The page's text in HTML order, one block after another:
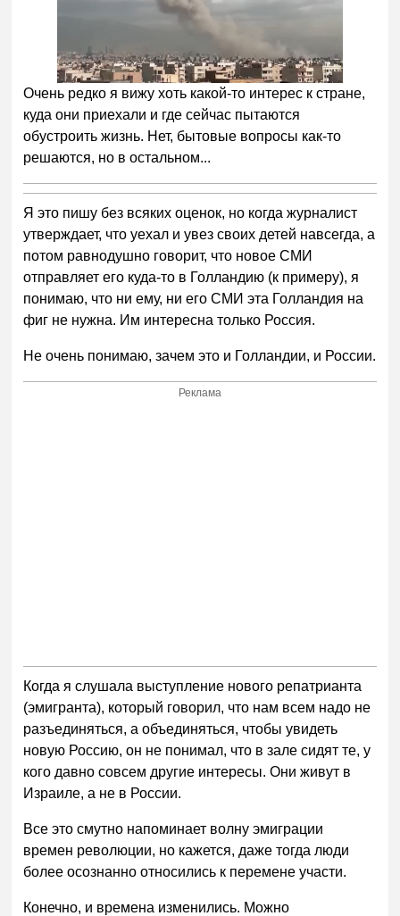
Очень редко я вижу хоть какой-то интерес к стране,
куда они приехали и где сейчас пытаются
обустроить жизнь. Нет, бытовые вопросы как-то
решаются, но в остальном...
Я это пишу без всяких оценок, но когда журналист
утверждает, что уехал и увез своих детей навсегда, а
потом равнодушно говорит, что новое СМИ
отправляет его куда-то в Голландию (к примеру), я
понимаю, что ни ему, ни его СМИ эта Голландия на
фиг не нужна. Им интересна только Россия.
Не очень понимаю, зачем это и Голландии, и России.
Реклама
Когда я слушала выступление нового репатрианта
(эмигранта), который говорил, что нам всем надо не
разъединяться, а объединяться, чтобы увидеть
новую Россию, он не понимал, что в зале сидят те, у
кого давно совсем другие интересы. Они живут в
Израиле, а не в России.
Все это смутно напоминает волну эмиграции
времен революции, но кажется, даже тогда люди
более осознанно относились к перемене участи.
Конечно, и времена изменились. Можно